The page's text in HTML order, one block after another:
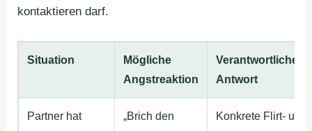
kontaktieren darf.
Situation
Mögliche
Angstreaktion
Verantwortliche
Antwort
Partner hat
„Brich den
Konkrete Flirt- und